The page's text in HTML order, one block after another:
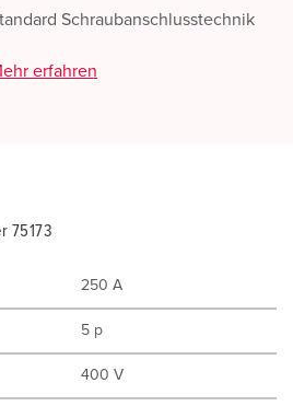
Schraubanschlusstechnik
erfahren
75173
250 A
5 p
400 V